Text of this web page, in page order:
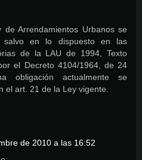
Arrendamientos Urbanos se
salvo en lo dispuesto en las
de la LAU de 1994, Texto
el Decreto 4104/1964, de 24
obligación actualmente se
el art. 21 de la Ley vigente.
de 2010 a las 16:52